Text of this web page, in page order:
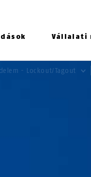
Vállalati
- Lockout/Tagout